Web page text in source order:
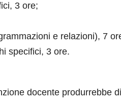
3 ore;
e relazioni), 7
specifici, 3 ore.
docente produrrebbe